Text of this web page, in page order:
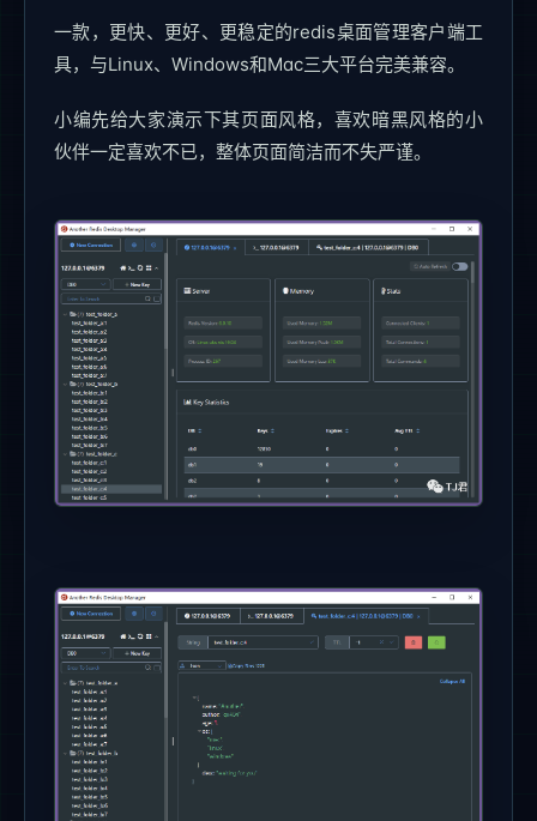
一款，更快、更好、更稳定的redis桌面管理客户端工
具，与Linux、Windows和Mac三大平台完美兼容。
小编先给大家演示下其页面风格，喜欢暗黑风格的小
伙伴一定喜欢不已，整体页面简洁而不失严谨。